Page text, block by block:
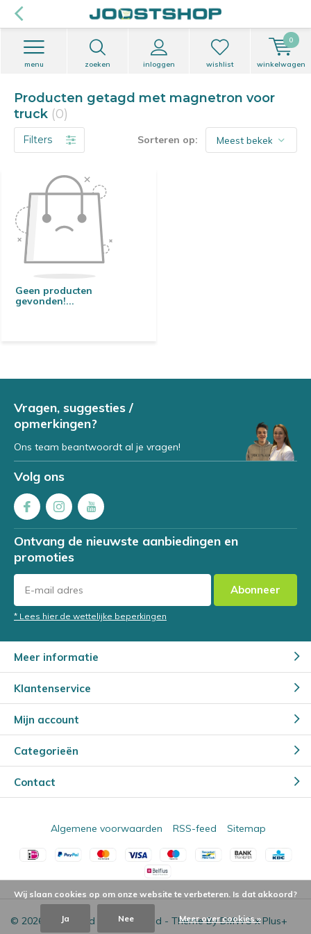
zoeken inloggen
menu wishlist winkelwagen
0
Producten getagd met magnetron voor
truck (0)
Filters Sorteren op:
Geen producten
gevonden!...
Vragen, suggesties /
opmerkingen?
Ons team beantwoordt al je vragen!
Volg ons
Ontvang de nieuwste aanbiedingen en
promoties
Abonneer
* Lees hier de wettelijke beperkingen
Meer informatie
Klantenservice
Mijn account
Categorieën
Contact
© 2026 - Powered by Lightspeed - Theme ByDMWSxPlus+
Algemene voorwaarden RSS-feed Sitemap
Wij slaan cookies op om onze website te verbeteren. Is dat akkoord?
Ja Nee Meer over cookies »